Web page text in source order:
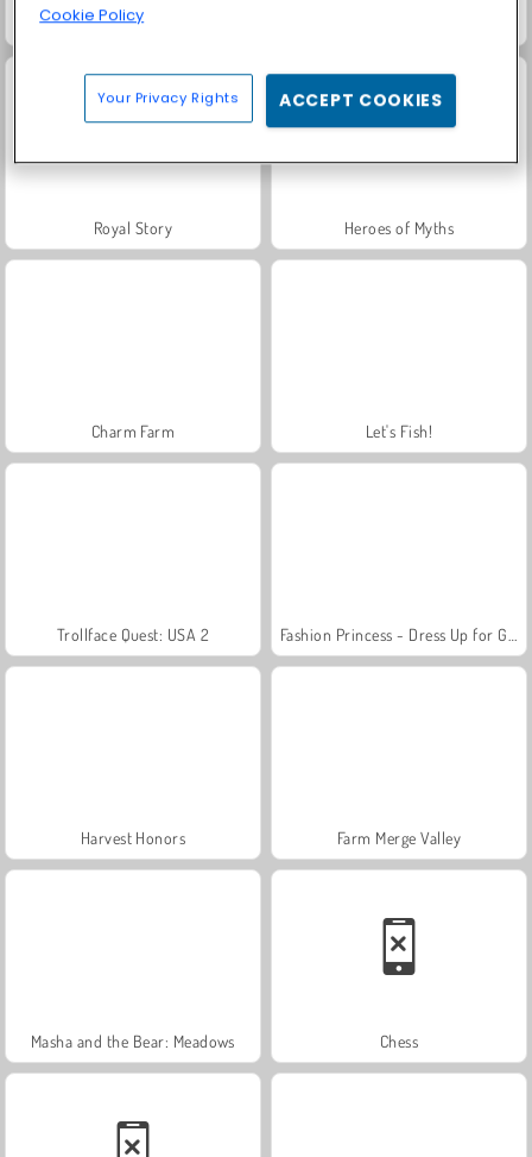
Juice Merge
Royal Story Heroes of Myths
Charm Farm Let's Fish!
Trollface Quest: USA 2
Harvest Honors Farm Merge Valley
Masha and the Bear: Meadows Chess
Cookie Policy
Your Privacy Rights ACCEPT COOKIES